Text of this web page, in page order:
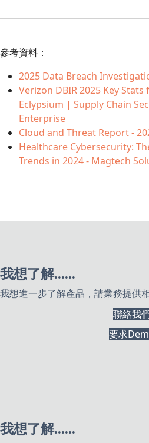
參考資料：
2025 Data Breach
Verizon DBIR 2025 Key
Eclypsium | Supply Chain
Enterprise
Cloud and Threat Report -
Healthcare Cybersecurity:
Trends in 2024 - Magtech
我想了解......
我想進一步了解產品，請業務提供
聯絡我
要求
我想了解......